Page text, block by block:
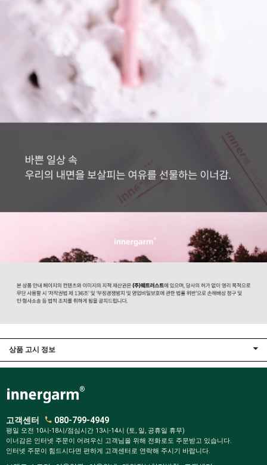
상품 고시 정보
고객센터 080-799-4949
평일 오전 10시-18시/점심시간 13시-14시 (토, 일, 공휴일 휴무)
이너감은 인터넷 주문이 어려우신 고객님을 위해 전화로도 주문받고 있습니다.
인터넷 주문이 힘드시다면 편하게 고객센터로 연락해 주시기 바랍니다.